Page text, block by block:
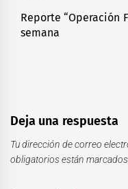
Next
post:
Reporte “Operación
semana
Deja una respuesta
Tu dirección de correo
obligatorios están